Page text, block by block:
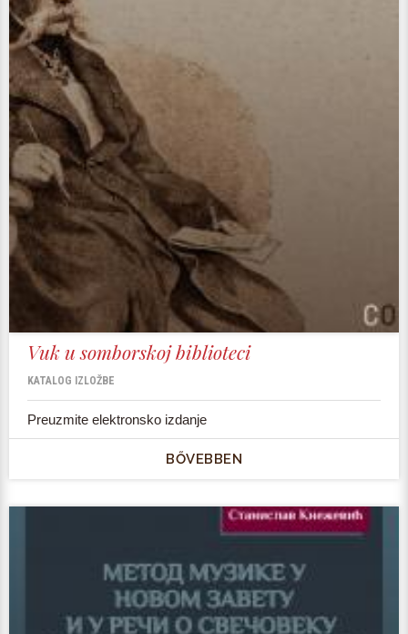
Vuk u somborskoj biblioteci
KATALOG IZLOŽBE
Preuzmite elektronsko izdanje
BŐVEBBEN